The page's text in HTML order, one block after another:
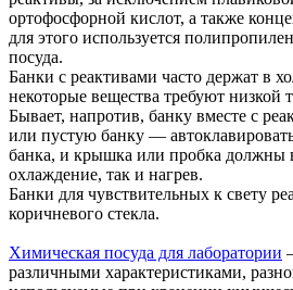
ортофосфорной кислот, а также
для этого используется
посуда.
Банки с реактивами часто держат в
некоторые вещества требуют низкой
Бывает, напротив, банку вместе с
или пустую банку —
банка, и крышка или пробка должны
охлаждение, так и нагрев.
Банки для чувствительных к свету
коричневого стекла.
Химическая посуда для лаборатории
различными характеристиками,